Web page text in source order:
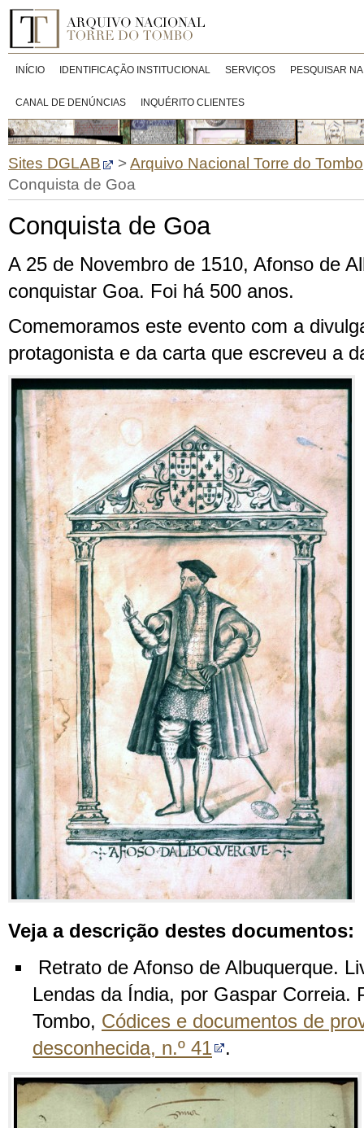
INÍCIO IDENTIFICAÇÃO INSTITUCIONAL SERVIÇOS PESQUISAR
CANAL DE DENÚNCIAS INQUÉRITO CLIENTES
Sites DGLAB >Arquivo Nacional Torre do Tombo
Conquista de Goa
Conquista de Goa
A 25 de Novembro de 1510, Afonso de
conquistar Goa. Foi há 500 anos.
Comemoramos este evento com a
protagonista e da carta que escreveu a
Veja a descrição destes documentos:
Retrato de Afonso de Albuquerque.
Lendas da Índia, por Gaspar Correia.
Tombo, Códices e documentos de
desconhecida, n.º 41
.